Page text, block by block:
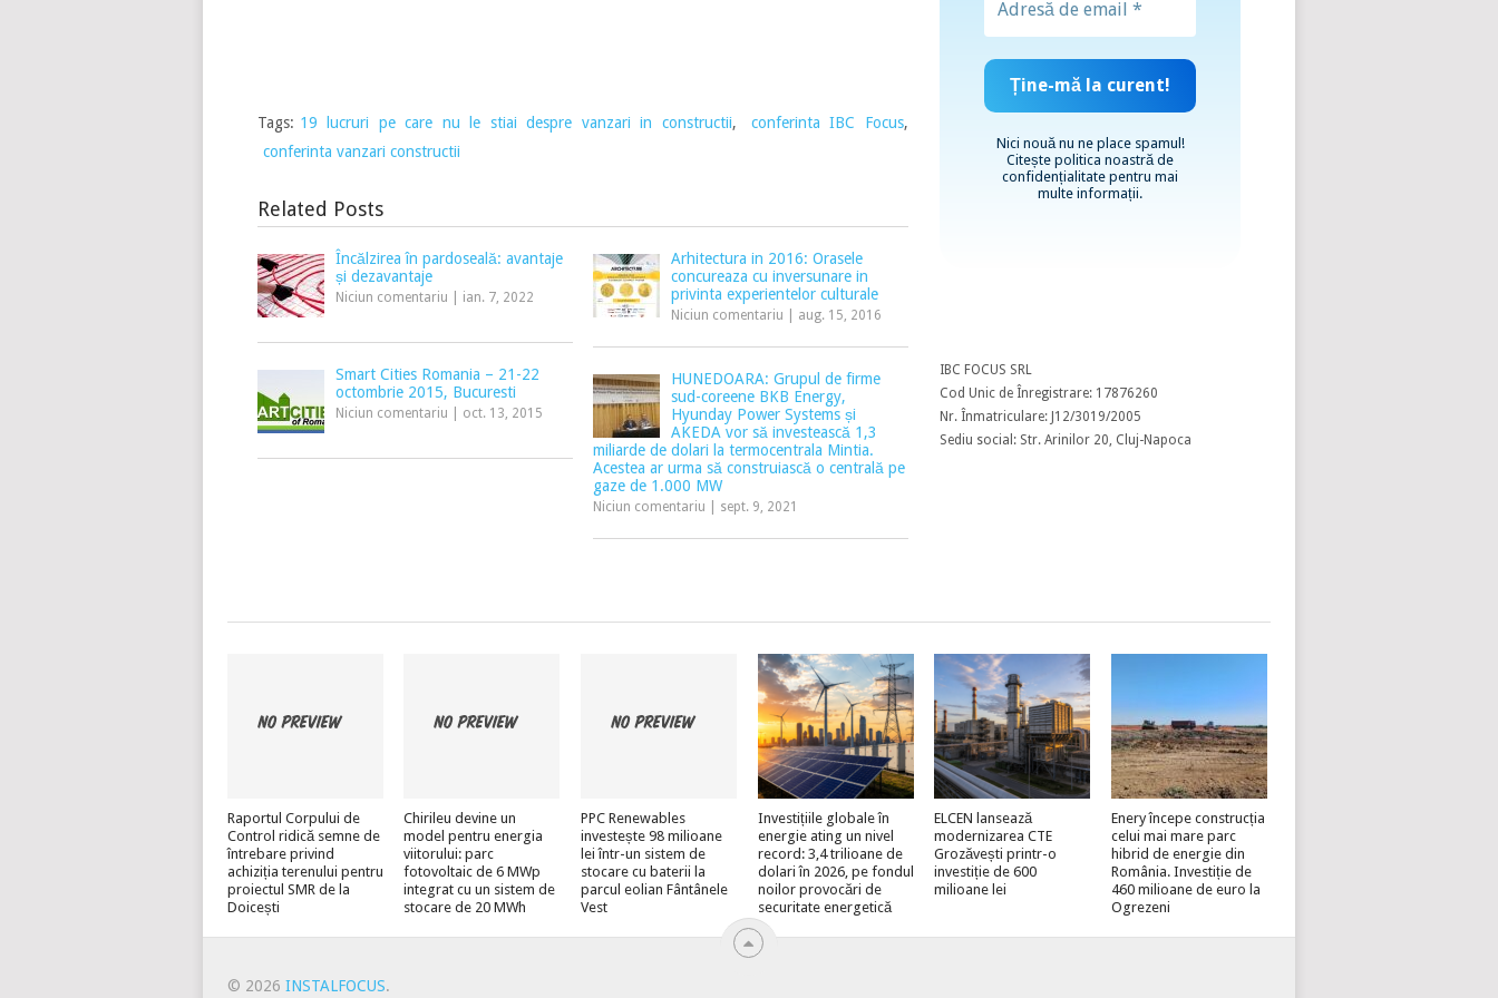
Tags: 19 lucruri pe care nu le stiai despre vanzari in constructii, conferinta IBC Focus,
conferinta vanzari constructii
Related Posts
Încălzirea în pardoseală: avantaje
și dezavantaje
Niciun comentariu ian. 7, 2022
Arhitectura in 2016: Orasele
concureaza cu inversunare in
privinta experientelor culturale
Niciun comentariu aug. 15, 2016
Smart Cities Romania – 21-22
octombrie 2015, Bucuresti
Niciun comentariu oct. 13, 2015
HUNEDOARA: Grupul de firme
sud-coreene BKB Energy,
Hyunday Power Systems și
AKEDA vor să investească 1,3
miliarde de dolari la termocentrala Mintia.
Acestea ar urma să construiască o centrală pe
gaze de 1.000 MW
Niciun comentariu sept. 9, 2021
Nici nouă nu ne place spamul!
Citește politica noastră de
confidențialitate pentru mai
multe informații.
IBC FOCUS SRL
Cod Unic de Înregistrare: 17876260
Nr. Înmatriculare: J12/3019/2005
Sediu social: Str. Arinilor 20, Cluj-Napoca
Raportul Corpului de
Control ridică semne de
întrebare privind
achiziția terenului pentru
proiectul SMR de la
Doicești
Chirileu devine un
model pentru energia
viitorului: parc
fotovoltaic de 6 MWp
integrat cu un sistem de
stocare de 20 MWh
PPC Renewables
investește 98 milioane
lei într-un sistem de
stocare cu baterii la
parcul eolian Fântânele
Vest
Investițiile globale în
energie ating un nivel
record: 3,4 trilioane de
dolari în 2026, pe fondul
noilor provocări de
securitate energetică
ELCEN lansează
modernizarea CTE
Grozăvești printr-o
investiție de 600
milioane lei
Enery începe construcția
celui mai mare parc
hibrid de energie din
România. Investiție de
460 milioane de euro la
Ogrezeni
© 2026 INSTALFOCUS.